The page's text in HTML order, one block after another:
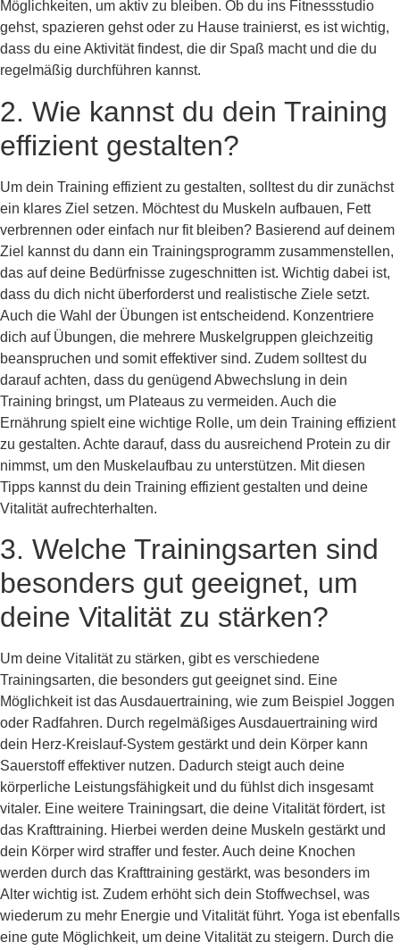
Möglichkeiten, um aktiv zu bleiben. Ob du ins Fitnessstudio
gehst, spazieren gehst oder zu Hause trainierst, es ist wichtig,
dass du eine Aktivität findest, die dir Spaß macht und die du
regelmäßig durchführen kannst.
2. Wie kannst du dein Training
effizient gestalten?
Um dein Training effizient zu gestalten, solltest du dir zunächst
ein klares Ziel setzen. Möchtest du Muskeln aufbauen, Fett
verbrennen oder einfach nur fit bleiben? Basierend auf deinem
Ziel kannst du dann ein Trainingsprogramm zusammenstellen,
das auf deine Bedürfnisse zugeschnitten ist. Wichtig dabei ist,
dass du dich nicht überforderst und realistische Ziele setzt.
Auch die Wahl der Übungen ist entscheidend. Konzentriere
dich auf Übungen, die mehrere Muskelgruppen gleichzeitig
beanspruchen und somit effektiver sind. Zudem solltest du
darauf achten, dass du genügend Abwechslung in dein
Training bringst, um Plateaus zu vermeiden. Auch die
Ernährung spielt eine wichtige Rolle, um dein Training effizient
zu gestalten. Achte darauf, dass du ausreichend Protein zu dir
nimmst, um den Muskelaufbau zu unterstützen. Mit diesen
Tipps kannst du dein Training effizient gestalten und deine
Vitalität aufrechterhalten.
3. Welche Trainingsarten sind
besonders gut geeignet, um
deine Vitalität zu stärken?
Um deine Vitalität zu stärken, gibt es verschiedene
Trainingsarten, die besonders gut geeignet sind. Eine
Möglichkeit ist das Ausdauertraining, wie zum Beispiel Joggen
oder Radfahren. Durch regelmäßiges Ausdauertraining wird
dein Herz-Kreislauf-System gestärkt und dein Körper kann
Sauerstoff effektiver nutzen. Dadurch steigt auch deine
körperliche Leistungsfähigkeit und du fühlst dich insgesamt
vitaler. Eine weitere Trainingsart, die deine Vitalität fördert, ist
das Krafttraining. Hierbei werden deine Muskeln gestärkt und
dein Körper wird straffer und fester. Auch deine Knochen
werden durch das Krafttraining gestärkt, was besonders im
Alter wichtig ist. Zudem erhöht sich dein Stoffwechsel, was
wiederum zu mehr Energie und Vitalität führt. Yoga ist ebenfalls
eine gute Möglichkeit, um deine Vitalität zu steigern. Durch die